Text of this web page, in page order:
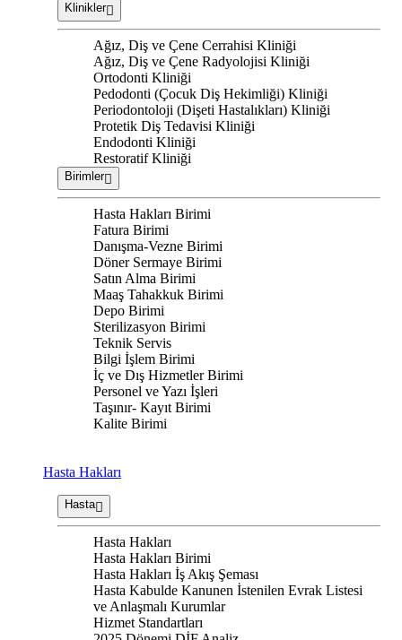
Klinikler
Ağız, Diş ve Çene Cerrahisi Kliniği
Ağız, Diş ve Çene Radyolojisi Kliniği
Ortodonti Kliniği
Pedodonti (Çocuk Diş Hekimliği) Kliniği
Periodontoloji (Dişeti Hastalıkları) Kliniği
Protetik Diş Tedavisi Kliniği
Endodonti Kliniği
Restoratif Kliniği
Birimler
Hasta Hakları Birimi
Fatura Birimi
Danışma-Vezne Birimi
Döner Sermaye Birimi
Satın Alma Birimi
Maaş Tahakkuk Birimi
Depo Birimi
Sterilizasyon Birimi
Teknik Servis
Bilgi İşlem Birimi
İç ve Dış Hizmetler Birimi
Personel ve Yazı İşleri
Taşınır- Kayıt Birimi
Kalite Birimi
Hasta Hakları
Hasta
Hasta Hakları
Hasta Hakları Birimi
Hasta Hakları İş Akış Şeması
Hasta Kabulde Kanunen İstenilen Evrak Listesi
ve Anlaşmalı Kurumlar
Hizmet Standartları